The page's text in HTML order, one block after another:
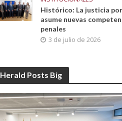
Histórico: La justicia
asume nuevas
penales
3 de julio de 2026
Herald Posts Big